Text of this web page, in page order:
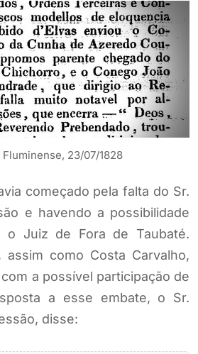
23/07/1828
começado pela falta do Sr.
e havendo a possibilidade
o Juiz de Fora de Taubaté.
assim como Costa Carvalho,
a possível participação de
a esse embate, o Sr.
disse: